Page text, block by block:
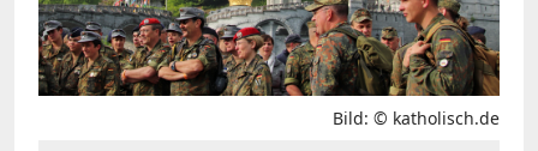
Bild: © katholisch.de